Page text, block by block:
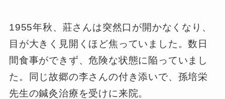
1955年秋、莊さんは突然口が開かなくなり、
目が大きく見開くほど焦っていました。数日
間食事ができず、危険な状態に陥っていまし
た。同じ故郷の李さんの付き添いで、孫培栄
先生の鍼灸治療を受けに来院。